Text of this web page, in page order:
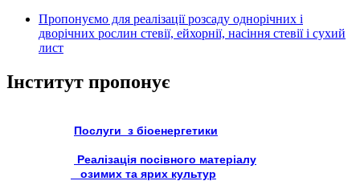
Пропонуємо для реалізації розсаду однорічних і
дворічних рослин стевії, ейхорнії, насіння стевії і сухий
лист
Інститут пропонує
Послуги з біоенергетики
Реалізація посівного матеріалу
озимих та ярих культур